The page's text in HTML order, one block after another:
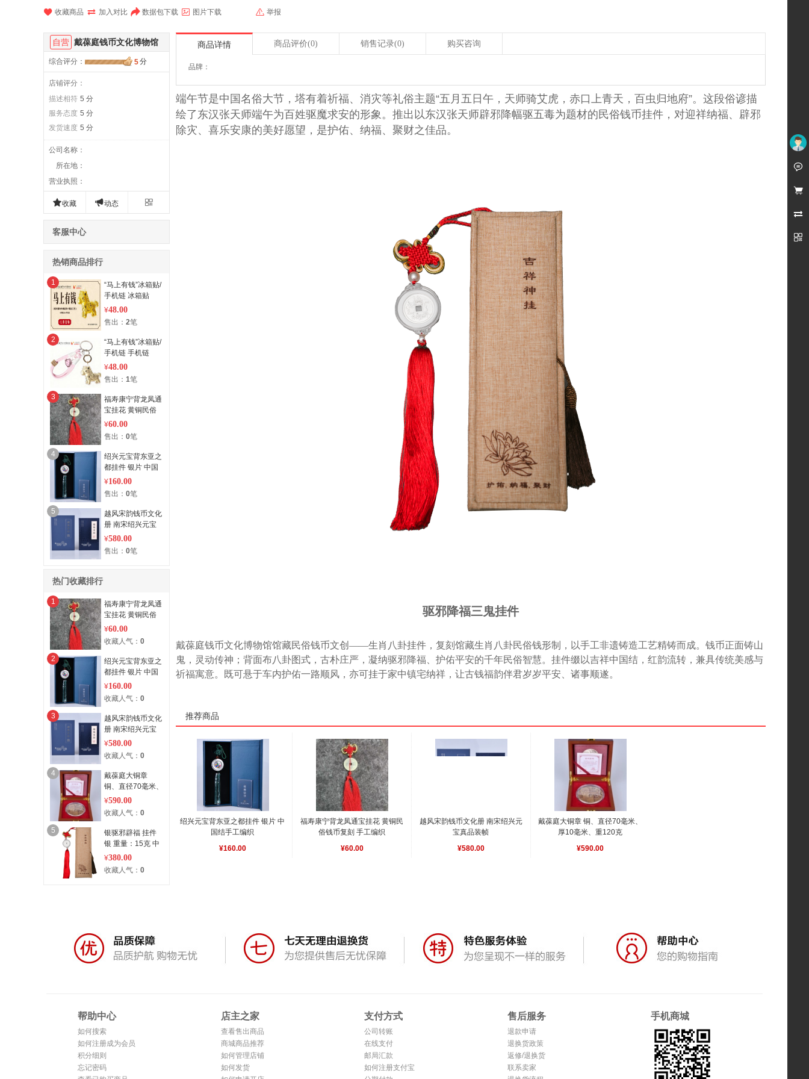
未登录




 收藏商品  加入对比  举报
 数据包下载  图片下载
¥60.00
商品详情 商品评价(0) 销售记录(0) 购买咨询
品牌：
端午节是中国名俗大节，塔有着祈福、消灾等礼俗主题“五月五日午，天师骑艾虎，赤口上青天，百虫归地府”。这段俗谚描
绘了东汉张天师端午为百姓驱魔求安的形象。推出以东汉张天师辟邪降幅驱五毒为题材的民俗钱币挂件，对迎祥纳福、辟邪
除灾、喜乐安康的美好愿望，是护佑、纳福、聚财之佳品。
驱邪降福三鬼挂件
戴葆庭钱币文化博物馆馆藏民俗钱币文创 ——生肖八卦挂件，复刻馆藏生肖八卦民俗钱形制，以手工非遗铸造工艺精铸而成。钱币正面铸山
鬼，灵动传神；背面布八卦图式，古朴庄严，凝纳驱邪降福、护佑平安的千年民俗智慧。挂件缀以吉祥中国结，红韵流转，兼具传统美感与
祈福寓意。既可悬于车内护佑一路顺风，亦可挂于家中镇宅纳祥，让古钱福韵伴君岁岁平安、诸事顺遂。
推荐商品
绍兴元宝背东亚之都挂件 银片 中
国结手工编织
¥160.00
福寿康宁背龙凤通宝挂花 黄铜民
俗钱币复刻 手工编织
¥60.00
越风宋韵钱币文化册 南宋绍兴元
宝真品装帧
¥580.00
戴葆庭大铜章 铜、直径70毫米、
厚10毫米、重120克
¥590.00
自营 戴葆庭钱币文化博物馆
综合评分 ： 5分
店铺评分：
描述相符 5 分
服务态度 5 分
发货速度 5 分
公司名称 ：
所在地 ：
营业执照 ：
收藏 动态 
客服中心
热销商品排行
1
“马上有钱”冰箱贴/
手机链 冰箱贴
¥48.00
售出： 2笔
2
“马上有钱”冰箱贴/
手机链 手机链
¥48.00
售出： 1笔
3
福寿康宁背龙凤通
宝挂花 黄铜民俗
钱币复刻 手工编
织
¥60.00
售出： 0笔
4
绍兴元宝背东亚之
都挂件 银片 中国
结手工编织
¥160.00
售出： 0笔
5
越风宋韵钱币文化
册 南宋绍兴元宝
真品装帧
¥580.00
售出： 0笔
热门收藏排行
1
福寿康宁背龙凤通
宝挂花 黄铜民俗
钱币复刻 手工编
织
¥60.00
收藏人气： 0
2
绍兴元宝背东亚之
都挂件 银片 中国
结手工编织
¥160.00
收藏人气： 0
3
越风宋韵钱币文化
册 南宋绍兴元宝
真品装帧
¥580.00
收藏人气： 0
4
戴葆庭大铜章
铜、直径70毫米、
厚10毫米、重120
克
¥590.00
收藏人气： 0
5
银驱邪辟福 挂件
银 重量：15克 中
国结手工编织
¥380.00
收藏人气： 0
帮助中心
如何搜索
如何注册成为会员
积分细则
忘记密码
店主之家
查看售出商品
商城商品推荐
如何管理店铺
如何发货
支付方式
公司转账
在线支付
邮局汇款
如何注册支付宝
售后服务
退款申请
退换货政策
返修/退换货
联系卖家
手机商城